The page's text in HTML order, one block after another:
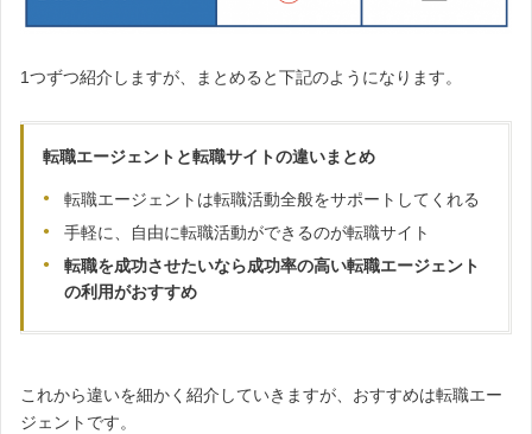
1つずつ紹介しますが、まとめると下記のようになります。
転職エージェントと転職サイトの違いまとめ
転職エージェントは転職活動全般をサポートしてくれる
手軽に、自由に転職活動ができるのが転職サイト
転職を成功させたいなら成功率の高い転職エージェント
の利用がおすすめ
これから違いを細かく紹介していきますが、おすすめは転職エー
ジェントです。